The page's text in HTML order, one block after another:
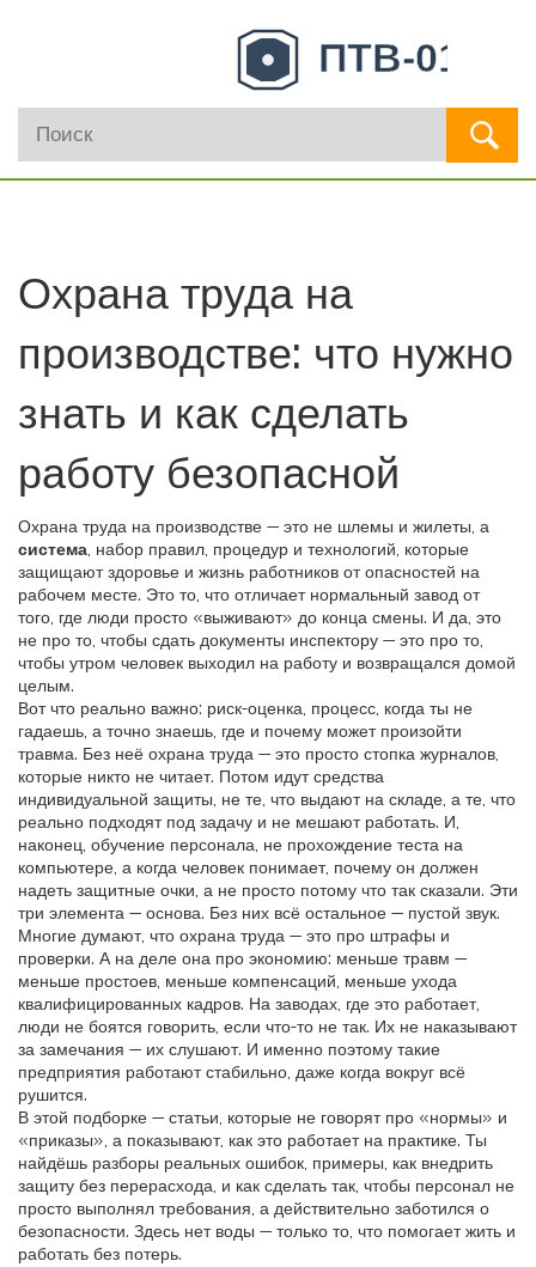
Охрана труда на
производстве: что нужно
знать и как сделать
работу безопасной
Охрана труда на производстве — это не шлемы и жилеты, а
система, набор правил, процедур и технологий, которые
защищают здоровье и жизнь работников от опасностей на
рабочем месте. Это то, что отличает нормальный завод от
того, где люди просто «выживают» до конца смены. И да, это
не про то, чтобы сдать документы инспектору — это про то,
чтобы утром человек выходил на работу и возвращался домой
целым.
Вот что реально важно: риск-оценка, процесс, когда ты не
гадаешь, а точно знаешь, где и почему может произойти
травма. Без неё охрана труда — это просто стопка журналов,
которые никто не читает. Потом идутсредства
индивидуальной защиты, не те, что выдают на складе, а те, что
реально подходят под задачу и не мешают работать. И,
наконец, обучение персонала, не прохождение теста на
компьютере, а когда человек понимает, почему он должен
надеть защитные очки, а не просто потому что так сказали. Эти
три элемента — основа. Без них всё остальное — пустой звук.
Многие думают, что охрана труда — это про штрафы и
проверки. А на деле она про экономию: меньше травм —
меньше простоев, меньше компенсаций, меньше ухода
квалифицированных кадров. На заводах, где это работает,
люди не боятся говорить, если что-то не так. Их не наказывают
за замечания — их слушают. И именно поэтому такие
предприятия работают стабильно, даже когда вокруг всё
рушится.
В этой подборке — статьи, которые не говорят про «нормы» и
«приказы», а показывают, как это работает на практике. Ты
найдёшь разборы реальных ошибок, примеры, как внедрить
защиту без перерасхода, и как сделать так, чтобы персонал не
просто выполнял требования, а действительно заботился о
безопасности. Здесь нет воды — только то, что помогает жить и
работать без потерь.